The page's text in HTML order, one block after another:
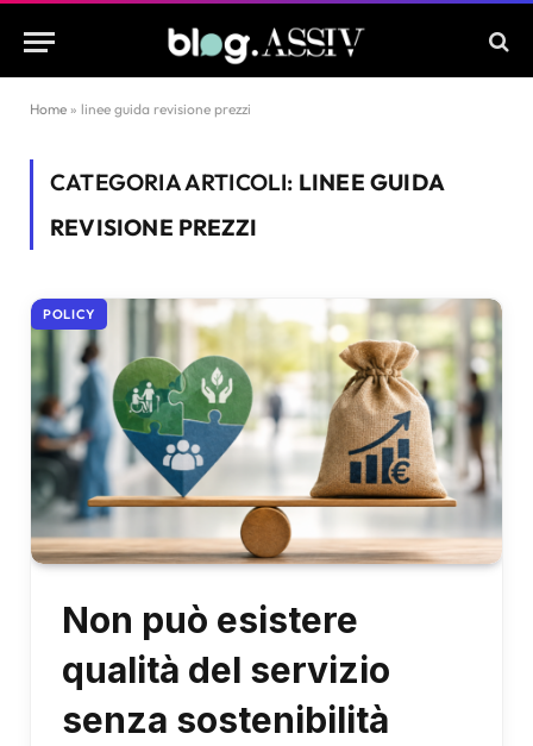
Home » linee guida revisione prezzi
CATEGORIA ARTICOLI: LINEE GUIDA
REVISIONE PREZZI
POLICY
Non può esistere
qualità del servizio
senza sostenibilità